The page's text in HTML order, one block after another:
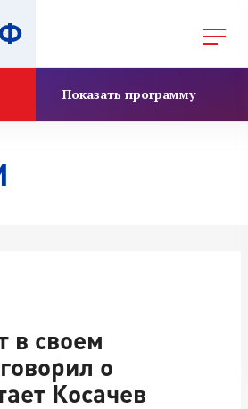
Показать программу
в своем
о
Косачев